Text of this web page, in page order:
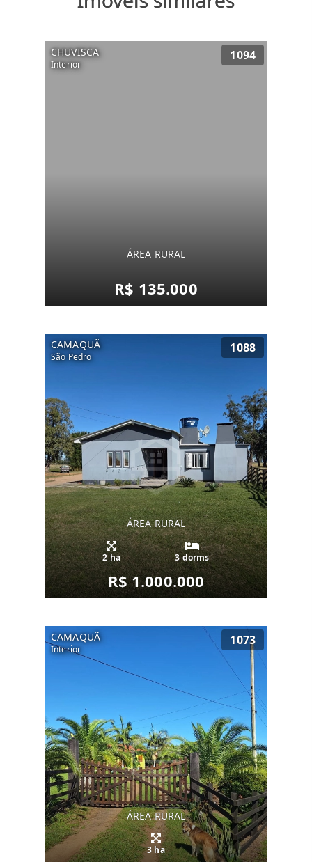
CHUVISCA
Interior
1094
ÁREA RURAL
R$ 135.000
CAMAQUÃ
São Pedro
1088
ÁREA RURAL
2 ha 3 dorms
R$ 1.000.000
CAMAQUÃ
Interior
1073
ÁREA RURAL
3 ha